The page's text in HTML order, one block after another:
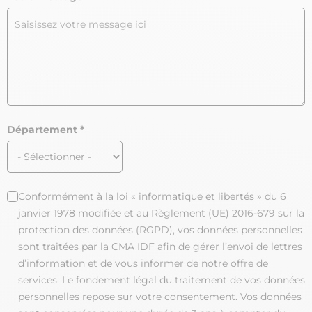
Département
Conformément à la loi « informatique et libertés » du 6
janvier 1978 modifiée et au Règlement (UE) 2016-679 sur la
protection des données (RGPD), vos données personnelles
sont traitées par la CMA IDF afin de gérer l’envoi de lettres
d’information et de vous informer de notre offre de
services. Le fondement légal du traitement de vos données
personnelles repose sur votre consentement. Vos données